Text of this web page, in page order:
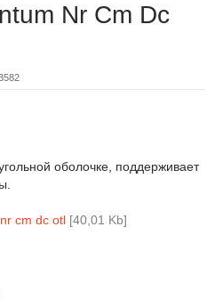
Nr Cm Dc
оболочке, поддерживает
cm dc otl [40,01 Kb]